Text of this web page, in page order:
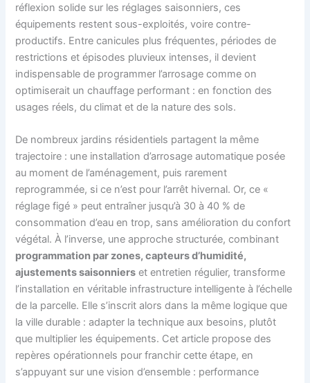
réflexion solide sur les réglages saisonniers, ces
équipements restent sous-exploités, voire contre-
productifs. Entre canicules plus fréquentes, périodes de
restrictions et épisodes pluvieux intenses, il devient
indispensable de programmer l’arrosage comme on
optimiserait un chauffage performant : en fonction des
usages réels, du climat et de la nature des sols.
De nombreux jardins résidentiels partagent la même
trajectoire : une installation d’arrosage automatique posée
au moment de l’aménagement, puis rarement
reprogrammée, si ce n’est pour l’arrêt hivernal. Or, ce «
réglage figé » peut entraîner jusqu’à 30 à 40 % de
consommation d’eau en trop, sans amélioration du confort
végétal. À l’inverse, une approche structurée, combinant
programmation par zones, capteurs d’humidité,
ajustements saisonniers et entretien régulier, transforme
l’installation en véritable infrastructure intelligente à l’échelle
de la parcelle. Elle s’inscrit alors dans la même logique que
la ville durable : adapter la technique aux besoins, plutôt
que multiplier les équipements. Cet article propose des
repères opérationnels pour franchir cette étape, en
s’appuyant sur une vision d’ensemble : performance